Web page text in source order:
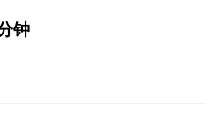
钟